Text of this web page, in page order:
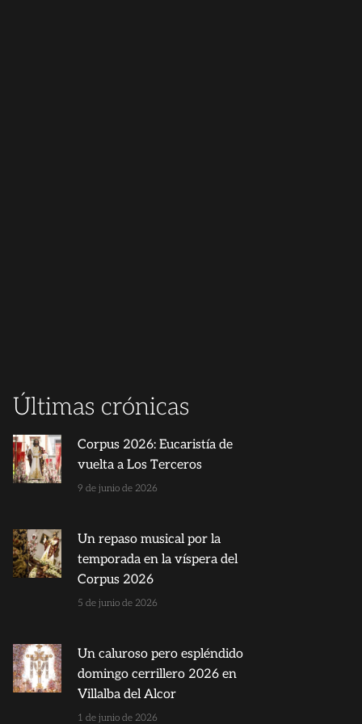
Últimas crónicas
Corpus 2026: Eucaristía de
vuelta a Los Terceros
9 de junio de 2026
Un repaso musical por la
temporada en la víspera del
Corpus 2026
5 de junio de 2026
Un caluroso pero espléndido
domingo cerrillero 2026 en
Villalba del Alcor
1 de junio de 2026